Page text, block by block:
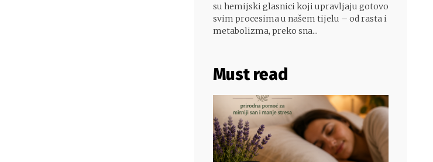
su hemijski glasnici koji upravljaju gotovo
svim procesima u našem tijelu – od rasta i
metabolizma, preko sna...
Must read